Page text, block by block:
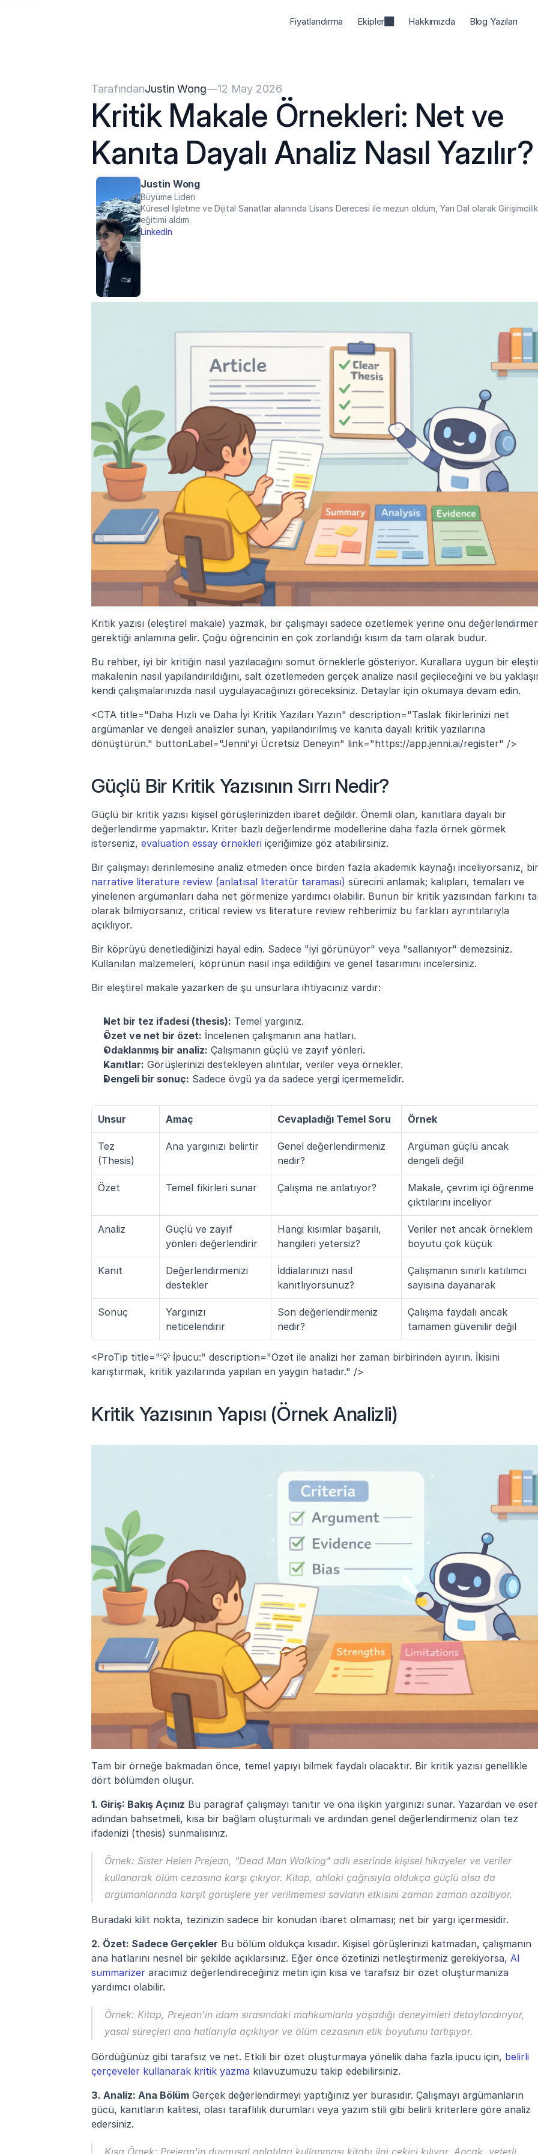
Fiyatlandırma Ekipler Hakkımızda Blog Yazıları
TarafındanJustin Wong—12 May 2026
Kritik Makale Örnekleri: Net ve
Kanıta Dayalı Analiz Nasıl Yazılır?
Justin Wong
Büyüme Lideri
Küresel İşletme ve Dijital Sanatlar alanında Lisans Derecesi ile mezun oldum, Yan Dal olarak Girişimcilik
eğitimi aldım.
LinkedIn
Kritik yazısı (eleştirel makale) yazmak, bir çalışmayı sadece özetlemek yerine onu
gerektiği anlamına gelir. Çoğu öğrencinin en çok zorlandığı kısım da tam olarak budur.
Bu rehber, iyi bir kritiğin nasıl yazılacağını somut örneklerle gösteriyor. Kurallara uygun bir
makalenin nasıl yapılandırıldığını, salt özetlemeden gerçek analize nasıl geçileceğini ve bu
kendi çalışmalarınızda nasıl uygulayacağınızı göreceksiniz. Detaylar için okumaya devam edin.
<CTA title="Daha Hızlı ve Daha İyi Kritik Yazıları Yazın" description="Taslak fikirlerinizi net
argümanlar ve dengeli analizler sunan, yapılandırılmış ve kanıta dayalı kritik yazılarına
dönüştürün." buttonLabel="Jenni'yi Ücretsiz Deneyin" link="https://app.jenni.ai/register" />
Güçlü Bir Kritik Yazısının Sırrı Nedir?
Güçlü bir kritik yazısı kişisel görüşlerinizden ibaret değildir. Önemli olan, kanıtlara dayalı bir
değerlendirme yapmaktır. Kriter bazlı değerlendirme modellerine daha fazla örnek görmek
isterseniz, evaluation essay örnekleri içeriğimize göz atabilirsiniz.
narrative literature review (anlatısal literatür taraması) sürecini anlamak; kalıpları, temaları ve
yinelenen argümanları daha net görmenize yardımcı olabilir. Bunun bir kritik yazısından farkını
olarak bilmiyorsanız, critical review vs literature review rehberimiz bu farkları ayrıntılarıyla
açıklıyor.
Bir köprüyü denetlediğinizi hayal edin. Sadece "iyi görünüyor" veya "sallanıyor" demezsiniz.
Kullanılan malzemeleri, köprünün nasıl inşa edildiğini ve genel tasarımını incelersiniz.
Bir eleştirel makale yazarken de şu unsurlara ihtiyacınız vardır:
Net bir tez ifadesi (thesis): Temel yargınız.
Özet ve net bir özet: İncelenen çalışmanın ana hatları.
Odaklanmış bir analiz: Çalışmanın güçlü ve zayıf yönleri.
Kanıtlar: Görüşlerinizi destekleyen alıntılar, veriler veya örnekler.
Dengeli bir sonuç: Sadece övgü ya da sadece yergi içermemelidir.
Unsur Amaç Cevapladığı Temel Soru Örnek
Tez
(Thesis)
Ana yargınızı belirtir
Genel değerlendirmeniz
nedir?
Argüman güçlü ancak
dengeli değil
Özet Temel fikirleri sunar Çalışma ne anlatıyor?
Makale, çevrim içi öğrenme
çıktılarını inceliyor
Analiz
Güçlü ve zayıf
yönleri değerlendirir
Hangi kısımlar başarılı,
hangileri yetersiz?
Veriler net ancak örneklem
boyutu çok küçük
Kanıt
Değerlendirmenizi
destekler
İddialarınızı nasıl
kanıtlıyorsunuz?
Çalışmanın sınırlı katılımcı
sayısına dayanarak
Sonuç
Yargınızı
neticelendirir
Son değerlendirmeniz
nedir?
Çalışma faydalı ancak
tamamen güvenilir değil
<ProTip title="💡 İpucu:" description="Özet ile analizi her zaman birbirinden ayırın. İkisini
karıştırmak, kritik yazılarında yapılan en yaygın hatadır." />
Kritik Yazısının Yapısı (Örnek Analizli)
Tam bir örneğe bakmadan önce, temel yapıyı bilmek faydalı olacaktır. Bir kritik yazısı genellikle
dört bölümden oluşur.
1. Giriş: Bakış Açınız Bu paragraf çalışmayı tanıtır ve ona ilişkin yargınızı sunar. Yazardan ve eser
adından bahsetmeli, kısa bir bağlam oluşturmalı ve ardından genel değerlendirmeniz olan tez
ifadenizi (thesis) sunmalısınız.
Örnek: Sister Helen Prejean, "Dead Man Walking" adlı eserinde kişisel hikayeler ve veriler
kullanarak ölüm cezasına karşı çıkıyor. Kitap, ahlaki çağrısıyla oldukça güçlü olsa da
argümanlarında karşıt görüşlere yer verilmemesi savların etkisini zaman zaman azaltıyor.
Buradaki kilit nokta, tezinizin sadece bir konudan ibaret olmaması; net bir yargı içermesidir.
2. Özet: Sadece Gerçekler Bu bölüm oldukça kısadır. Kişisel görüşlerinizi katmadan, çalışmanın
ana hatlarını nesnel bir şekilde açıklarsınız. Eğer önce özetinizi netleştirmeniz gerekiyorsa, AI
summarizer aracımız değerlendireceğiniz metin için kısa ve tarafsız bir özet oluşturmanıza
yardımcı olabilir.
Örnek: Kitap, Prejean'in idam sırasındaki mahkumlarla yaşadığı deneyimleri detaylandırıyor,
yasal süreçleri ana hatlarıyla açıklıyor ve ölüm cezasının etik boyutunu tartışıyor.
Gördüğünüz gibi tarafsız ve net. Etkili bir özet oluşturmaya yönelik daha fazla ipucu için, belirli
çerçeveler kullanarak kritik yazma kılavuzumuzu takip edebilirsiniz.
3. Analiz: Ana Bölüm Gerçek değerlendirmeyi yaptığınız yer burasıdır. Çalışmayı argümanların
gücü, kanıtların kalitesi, olası taraflılık durumları veya yazım stili gibi belirli kriterlere göre analiz
edersiniz.